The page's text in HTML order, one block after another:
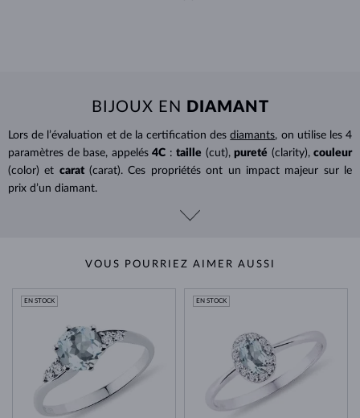
BIJOUX EN DIAMANT
Lors de l’évaluation et de la certification desdiamants, on utilise les 4
paramètres de base, appelés 4C : taille (cut), pureté (clarity), couleur
(color) et carat (carat). Ces propriétés ont un impact majeur sur le
prix d’un diamant.
VOUS POURRIEZ AIMER AUSSI
EN STOCK EN STOCK